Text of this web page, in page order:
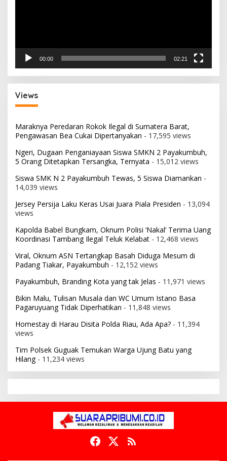
00:00 02:21
Views
Maraknya Peredaran Rokok Ilegal di Sumatera Barat,
Pengawasan Bea Cukai Dipertanyakan - 17,595 views
Ngeri, Dugaan Penganiayaan Siswa SMKN 2 Payakumbuh,
5 Orang Ditetapkan Tersangka, Ternyata - 15,012 views
Siswa SMK N 2 Payakumbuh Tewas, 5 Siswa Diamankan -
14,039 views
Jersey Persija Laku Keras Usai Juara Piala Presiden - 13,094
views
Kapolda Babel Bungkam, Oknum Polisi ‘Nakal’ Terima Uang
Koordinasi Tambang Ilegal Teluk Kelabat - 12,468 views
Viral, Oknum ASN Tertangkap Basah Diduga Mesum di
Padang Tiakar, Payakumbuh - 12,152 views
Payakumbuh, Branding Kota yang tak Jelas - 11,971 views
Bikin Malu, Tulisan Musala dan WC Umum Istano Basa
Pagaruyuang Tidak Diperhatikan - 11,848 views
Homestay di Harau Disita Polda Riau, Ada Apa? - 11,394
views
Tim Polsek Guguak Temukan Warga Ujung Batu yang
Hilang- 11,234 views